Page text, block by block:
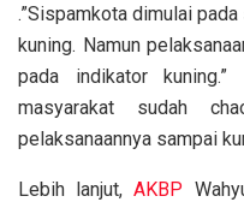
.”Sispamkota dimulai
kuning. Namun
pada indikator
masyarakat sudah
pelaksanaannya sampai
Lebih lanjut,AKBP